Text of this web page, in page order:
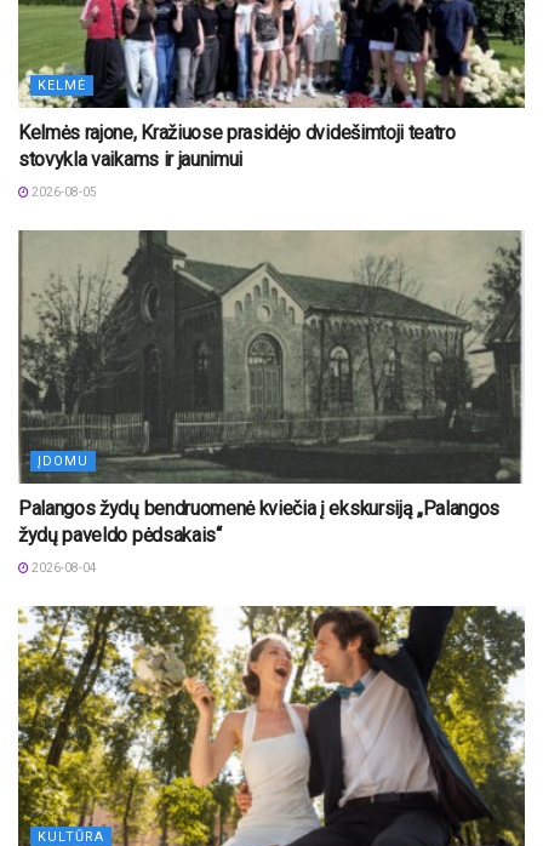
KELMĖ
Kelmės rajone, Kražiuose prasidėjo dvidešimtoji teatro
stovykla vaikams ir jaunimui
2026-08-05
ĮDOMU
Palangos žydų bendruomenė kviečia į ekskursiją „Palangos
žydų paveldo pėdsakais“
2026-08-04
KULTŪRA